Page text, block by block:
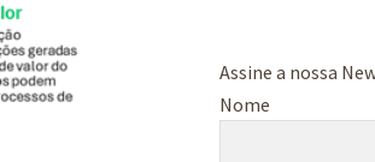
Assine a nossa
Nome